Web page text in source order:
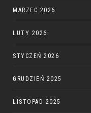
MARZEC 2026
LUTY 2026
STYCZEŃ 2026
GRUDZIEŃ 2025
LISTOPAD 2025